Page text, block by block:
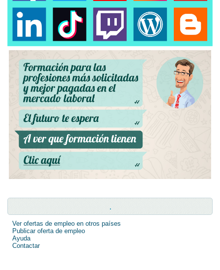
.
Ver ofertas de empleo en otros países
Publicar oferta de empleo
Ayuda
Contactar